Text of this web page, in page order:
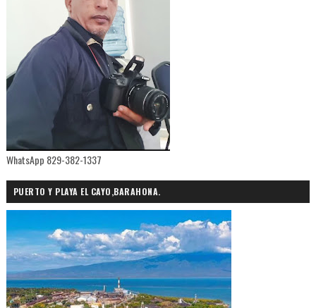
WhatsApp 829-382-1337
PUERTO Y PLAYA EL CAYO,BARAHONA.